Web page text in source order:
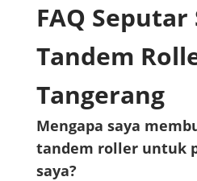
FAQ Seputar
Tandem
Tangerang
Mengapa saya
tandem roller untuk
saya?